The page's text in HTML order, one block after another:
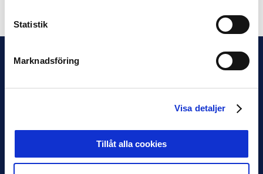
Statistik
Marknadsföring
Visa detaljer
Tillåt alla cookies